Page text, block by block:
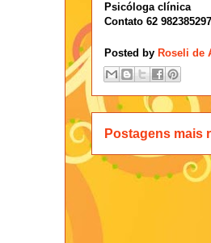
Psicóloga clínica
Contato 62 982385297
Posted by Roseli de
Postagens mais